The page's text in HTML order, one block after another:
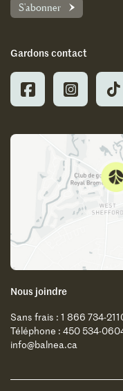
S'abonner
Gardons contact
Nous joindre
Sans frais : 1 866 734-
Téléphone : 450 534-
info@balnea.ca